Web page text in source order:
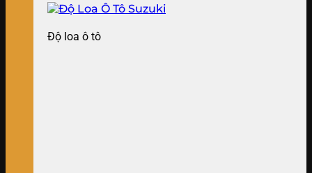
Độ loa ô tô